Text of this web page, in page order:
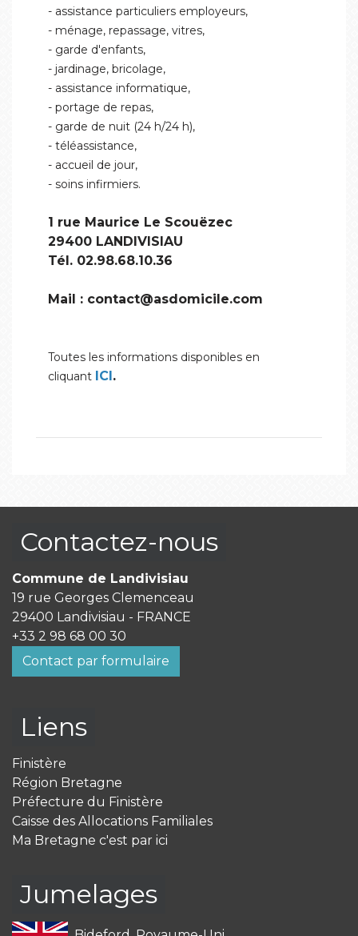
- assistance particuliers employeurs,
- ménage, repassage, vitres,
- garde d'enfants,
- jardinage, bricolage,
- assistance informatique,
- portage de repas,
- garde de nuit (24 h/24 h),
- téléassistance,
- accueil de jour,
- soins infirmiers.
1 rue Maurice Le Scouëzec
29400 LANDIVISIAU
Tél. 02.98.68.10.36
Mail : contact@asdomicile.com
Toutes les informations disponibles en
cliquant ICI.
Contactez-nous
Commune de Landivisiau
19 rue Georges Clemenceau
29400 Landivisiau - FRANCE
+33 2 98 68 00 30
Contact par formulaire
Liens
Finistère
Région Bretagne
Préfecture du Finistère
Caisse des Allocations Familiales
Ma Bretagne c'est par ici
Jumelages